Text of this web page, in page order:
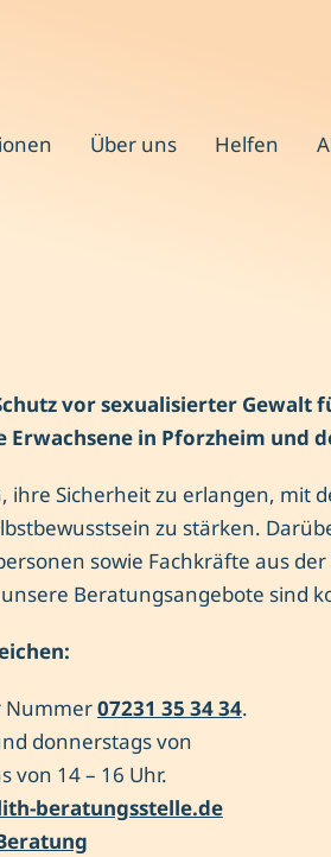
Über uns Helfen
vor sexualisierter Gewalt
Erwachsene in Pforzheim und
Sicherheit zu erlangen, mit
zu stärken.
sowie Fachkräfte aus
Beratungsangebote sind
Nummer07231 35 34 34.
donnerstags von
von 14 – 16 Uhr.
beratungsstelle.de